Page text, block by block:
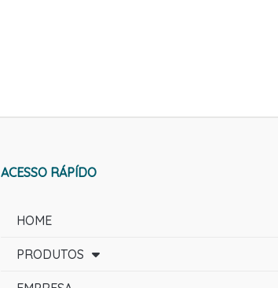
ACESSO RÁPÍDO
HOME
PRODUTOS